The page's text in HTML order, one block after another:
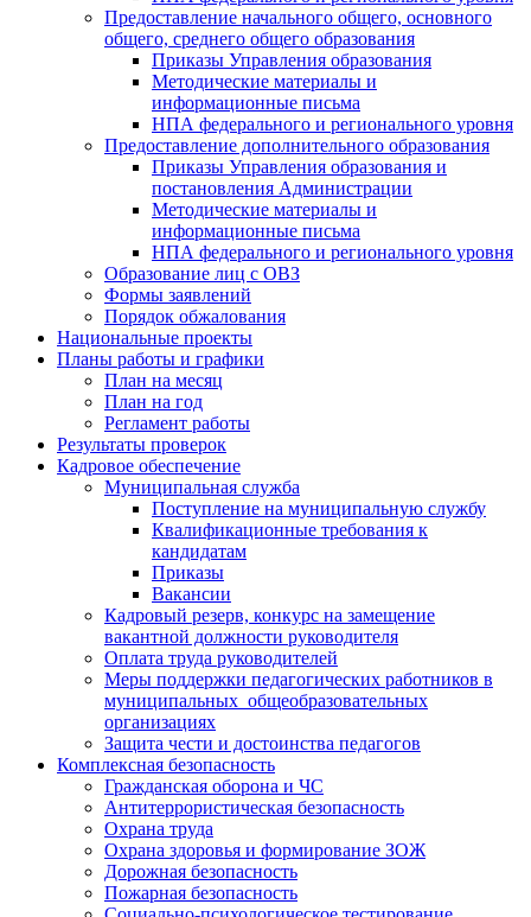
Предоставление начального общего, основного
общего, среднего общего образования
Приказы Управления образования
Методические материалы и
информационные письма
НПА федерального и регионального уровня
Предоставление дополнительного образования
Приказы Управления образования и
постановления Администрации
Методические материалы и
информационные письма
НПА федерального и регионального уровня
Образование лиц с ОВЗ
Формы заявлений
Порядок обжалования
Национальные проекты
Планы работы и графики
План на месяц
План на год
Регламент работы
Результаты проверок
Кадровое обеспечение
Муниципальная служба
Поступление на муниципальную службу
Квалификационные требования к
кандидатам
Приказы
Вакансии
Кадровый резерв, конкурс на замещение
вакантной должности руководителя
Оплата труда руководителей
Меры поддержки педагогических работников в
муниципальных общеобразовательных
организациях
Защита чести и достоинства педагогов
Комплексная безопасность
Гражданская оборона и ЧС
Антитеррористическая безопасность
Охрана труда
Охрана здоровья и формирование ЗОЖ
Дорожная безопасность
Пожарная безопасность